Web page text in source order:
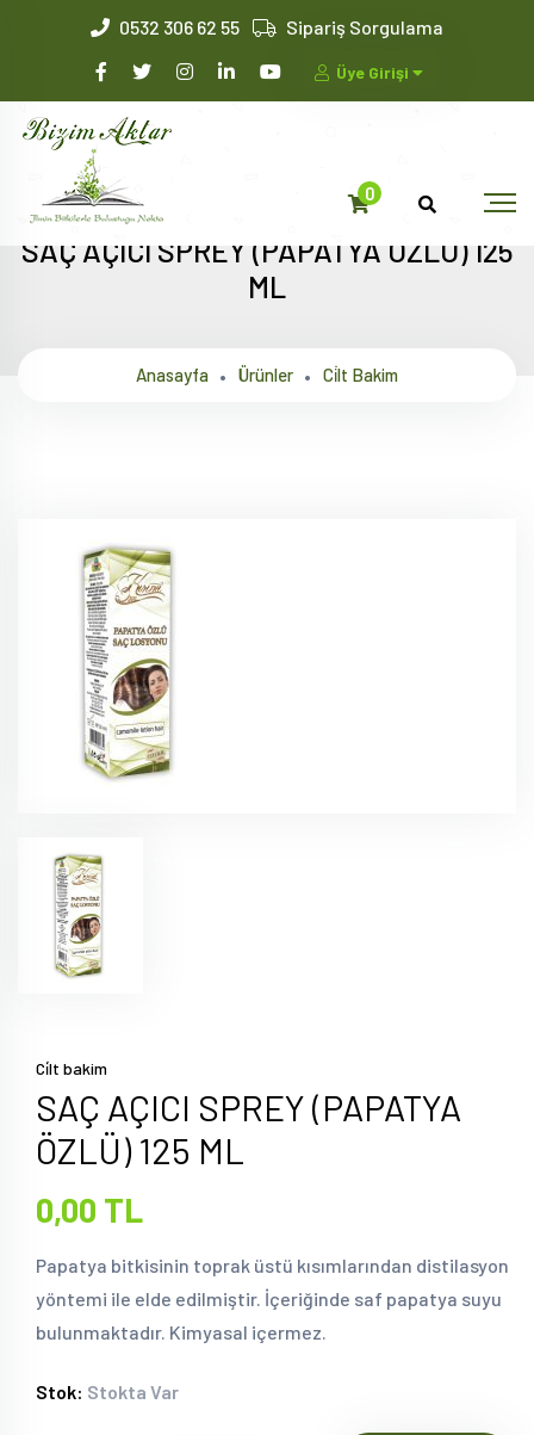
0532 306 62 55 Sipariş Sorgulama
Üye Girişi
0
SAÇ AÇICI SPREY (PAPATYA ÖZLÜ) 125
ML
Anasayfa Ürünler Ci̇lt Bakim
Ci̇lt bakim
SAÇ AÇICI SPREY (PAPATYA
ÖZLÜ) 125 ML
0,00 TL
Papatya bitkisinin toprak üstü kısımlarından distilasyon
yöntemi ile elde edilmiştir. İçeriğinde saf papatya suyu
bulunmaktadır. Kimyasal içermez.
Stok: Stokta Var